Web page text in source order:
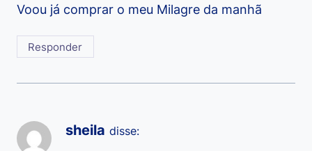
Voou já comprar o meu Milagre da manhã
Responder
sheila disse: